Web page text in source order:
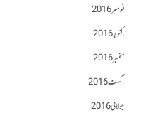
نومبر 2016
اکتوبر 2016
ستمبر 2016
اگست 2016
جولائی 2016